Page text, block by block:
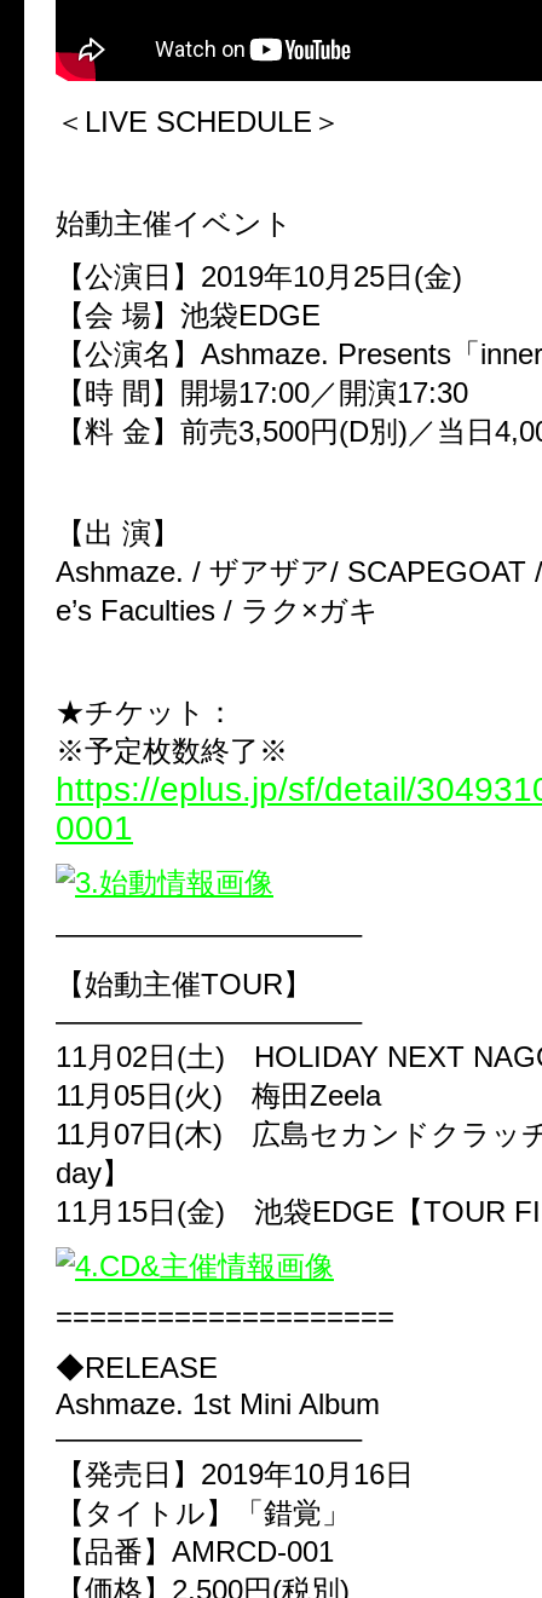
＜LIVE SCHEDULE＞
始動主催イベント
【公演日】2019年10月25日(金)
【会 場】池袋EDGE
【公演名】Ashmaze. Presents「
【時 間】開場17:00／開演17:30
【料 金】前売3,500円(D別)／当日
【出 演】
Ashmaze. / ザアザア/ SCAPEGOAT
e’s Faculties / ラク×ガキ
★チケット：
※予定枚数終了※
https://eplus.jp/sf/detail/
0001
——————————–
【始動主催TOUR】
——————————–
11月02日(土) HOLIDAY NEXT
11月05日(火) 梅田Zeela
11月07日(木) 広島セカンドクラッ
day】
11月15日(金) 池袋EDGE【TOUR
====================
◆RELEASE
Ashmaze. 1st Mini Album
——————————–
【発売日】2019年10月16日
【タイトル】「錯覚」
【品番】AMRCD-001
【価格】2,500円(税別)